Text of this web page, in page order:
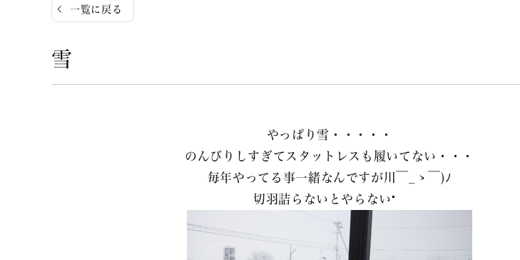
一覧に戻る
雪
やっぱり雪・・・・・
のんびりしすぎてスタットレスも履いてない・・・
毎年やってる事一緒なんですが川￣_ゝ￣)ﾉ
切羽詰らないとやらない